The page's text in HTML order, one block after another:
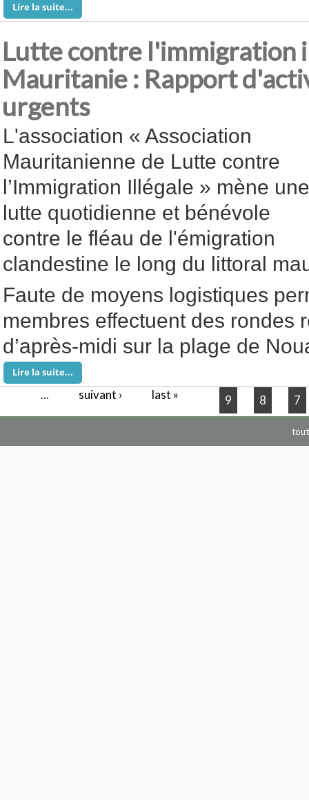
Lire la suite...
Lutte contre l'immigration
Mauritanie : Rapport
urgents
L'association « Association
Mauritanienne de Lutte contre
l’Immigration Illégale » mène une
lutte quotidienne et bénévole
contre le fléau de l'émigration
clandestine le long du littoral
Faute de moyens logistiques
membres effectuent des rondes
d’après-midi sur la plage de
Lire la suite...
7
8
9
… suivant › last »